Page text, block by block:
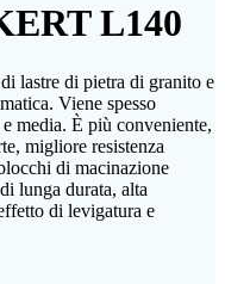
L140
lastre di pietra di granito e
Viene spesso
media. È più conveniente,
migliore resistenza
di macinazione
lunga durata, alta
di levigatura e